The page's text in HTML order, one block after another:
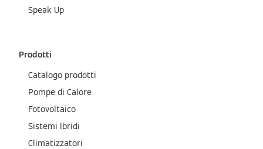
Speak Up
Prodotti
Catalogo prodotti
Pompe di Calore
Fotovoltaico
Sistemi Ibridi
Climatizzatori